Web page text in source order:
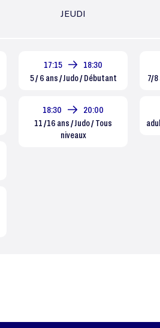
JEUDI
17:15
18:30
5 / 6 ans / Judo / Débutant
18:30
20:00
11 /16 ans / Judo / Tous
niveaux
7/8